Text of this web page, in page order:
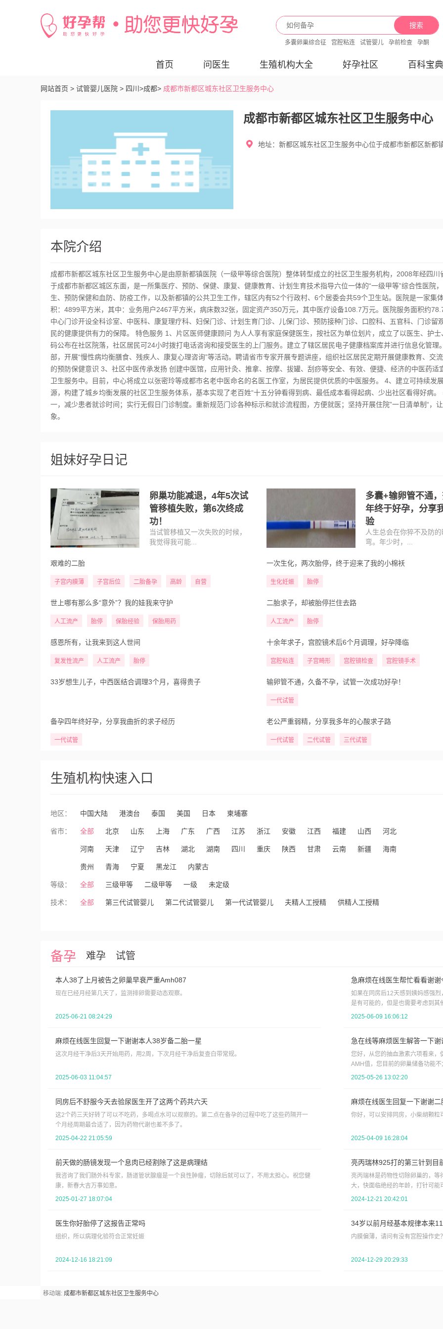
搜索
多囊卵巢综合征 宫腔粘连 试管婴儿 孕前检查 孕酮
首页 问医生 生殖机构大全 好孕社区 百科宝典
网站首页 > 试管婴儿医院 > 四川>成都> 成都市新都区城东社区卫生服务中心
成都市新都区城东社区卫生服务中心
地址：新都区城东社区卫生服务中心位于成都市新都区新都
本院介绍
成都市新都区城东社区卫生服务中心是由原新都镇医院（一级甲等综合医院）整体转型成立的社区卫生服务机构，2008年经四
于成都市新都区城区东面，是一所集医疗、预防、保健、康复、健康教育、计划生育技术指导六位一体的“一级甲等”综合性医院
生、预防保健和血防、防疫工作，以及新都镇的公共卫生工作，辖区内有52个行政村、6个居委会共59个卫生站。医院是一家集
积：4899平方米，其中：业务用户2467平方米，病床数32张，固定资产350万元，其中医疗设备108.7万元。医院服务面积约
中心门诊开设全科诊室、中医科、康复理疗科、妇保门诊、计划生育门诊、儿保门诊、预防接种门诊、口腔科、五官科、门诊
民的健康提供有力的保障。 特色服务 1、片区医师健康顾问 为人人享有家庭保健医生，按社区为单位划片，成立了以医生、护
码公布在社区院落，社区居民可24小时拨打电话咨询和接受医生的上门服务。建立了辖区居民电子健康档案库并进行信息化管
部，开展“慢性病均衡膳食、残疾人、康复心理咨询”等活动。聘请省市专家开展专题讲座，组织社区居民定期开展健康教育、交
的预防保健意识 3、社区中医传承发扬 创建中医馆，应用针灸、推拿、按摩、拔罐、刮痧等安全、有效、便捷、经济的中医药适
卫生服务中。目前，中心将成立以张密玲等成都市名老中医命名的名医工作室，为居民提供优质的中医服务。 4、建立可持续发
源，构建了城乡均衡发展的社区卫生服务体系，基本实现了老百姓“十五分钟看得到病、最低成本看得起病、少出社区看得好病
一，减少患者就诊时间；实行无假日门诊制度。重新规范门诊各种标示和就诊流程图，方便就医；坚持开展住院”一日清单制“，
象。
姐妹好孕日记
卵巢功能减退，4年5次试
管移植失败，第6次终成
功！
当试管移植又一次失败的时候，
我觉得我可能...
多囊+输卵管不通
年终于好孕，分享
验
人生总会在你猝不及防
弯。年少时，...
艰难的二胎
子宫内膜薄 子宫后位 二胎备孕 高龄 自营
一次生化，两次胎停，终于迎来了我的小棉袄
生化妊娠 胎停
世上哪有那么多“意外”？我的娃我来守护
人工流产 胎停 保胎经验 保胎用药
二胎求子，却被胎停拦住去路
人工流产 胎停
感恩所有，让我来到这人世间
复发性流产 人工流产 胎停
十余年求子，宫腔镜术后6个月调理，好孕降临
宫腔粘连 子宫畸形 宫腔镜检查 宫腔镜手术
33岁想生儿子，中西医结合调理3个月，喜得贵子 输卵管不通，久备不孕，试管一次成功好孕！
一代试管
备孕四年终好孕，分享我曲折的求子经历
一代试管
老公严重弱精，分享我多年的心酸求子路
一代试管 二代试管 三代试管
生殖机构快速入口
地区： 中国大陆 港澳台 泰国 美国 日本 柬埔寨
省市： 全部 北京 山东 上海 广东 广西 江苏 浙江 安徽 江西 福建 山西 河北
河南 天津 辽宁 吉林 湖北 湖南 四川 重庆 陕西 甘肃 云南 新疆 海南
贵州 青海 宁夏 黑龙江 内蒙古
等级： 全部 三级甲等 二级甲等 一级 未定级
技术： 全部 第三代试管婴儿 第二代试管婴儿 第一代试管婴儿 夫精人工授精 供精人工授精
备孕 难孕 试管
本人38了上月被告之卵巢早衰严重Amh087
现在已经月经第几天了，监测排卵需要动态观察。
2025-06-21 08:24:29
急麻烦在线医生帮忙看看谢
如果在同房后12天感到姨妈感强
是有可能的，但是也需要考虑到
延迟。建议去医院抽血化验hcg，
2025-06-09 16:06:12
麻烦在线医生回复一下谢谢本人38岁备二胎一星
这次月经干净后3天开始用药，用2周，下次月经干净后复查白带常规。
2025-06-03 11:04:57
急在线等麻烦医生解答一下
您好，从您的抽血激素六项看来
AMH值，您目前的卵巢储备功能
注意不熬夜，戒烟酒，先试试三到
2025-05-26 13:02:20
同房后不舒服今天去验尿医生开了这两个药共六天
这2个药三天好转了可以不吃药，多喝点水可以观察的。第二点在备孕的过程中吃了这些药隔开一
个月经周期最合适了，因为药物代谢也差不多了。
2025-04-22 21:05:59
麻烦在线医生回复一下谢谢
你好，可以安排同房，小柴胡颗
2025-04-09 16:28:04
前天做的肠镜发现一个息肉已经割除了这是病理结
我咨询了我们肠外科专家，肠道管状腺瘤是一个良性肿瘤，切除后就可以了，不用太担心。祝您健
康，新春大吉万事如意。
2025-01-27 18:07:04
亮丙瑞林925打的第三针到目
亮丙瑞林是药物性切除卵巢的，
大，快面临绝经的年龄，打针可
2024-12-21 20:42:01
医生你好胎停了这报告正常吗
组织，所以病理化验符合正常妊娠
2024-12-16 18:21:09
34岁以前月经基本规律本来
内膜偏薄，请问有没有宫腔操作
2024-12-29 20:29:33
移动端: 成都市新都区城东社区卫生服务中心